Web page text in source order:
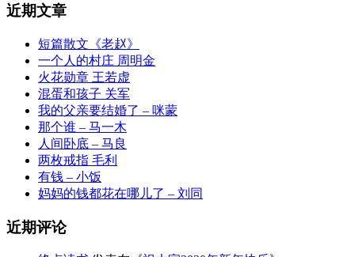
近期文章
短篇散文《老赵》
一个人的村庄 周明金
火花勋章 王若虚
混蛋和孩子 关军
我的父亲要结婚了 – 咪蒙
那个谁 – 马一木
人间卧底 – 马良
两枚戒指 毛利
有钱 – 小饭
妈妈的钱都花在哪儿了 – 刘同
近期评论